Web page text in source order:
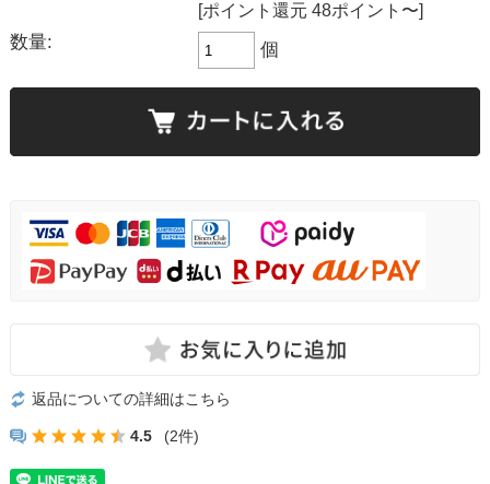
[ポイント還元 48ポイント〜]
数量: 個
返品についての詳細はこちら
4.5 (2件)